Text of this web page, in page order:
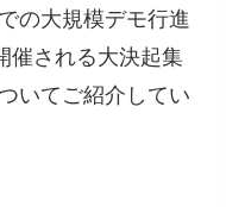
の大規模デモ行進
催される大決起集
いてご紹介してい